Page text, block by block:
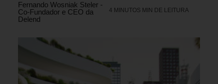
Fernando Wosniak Steler -
Co-Fundador e CEO da
Delend
4 MINUTOS MIN DE LEITURA